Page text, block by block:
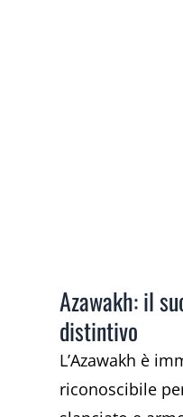
Azawakh: il
distintivo
L’Azawakh è
riconoscibile